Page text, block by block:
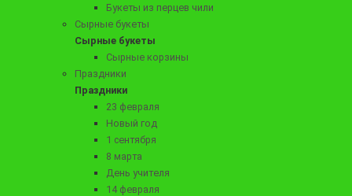
Букеты из перцев чили
Сырные букеты
Сырные букеты
Сырные корзины
Праздники
Праздники
23 февраля
Новый год
1 сентября
8 марта
День учителя
14 февраля
Корзина без проколов с деликатесами и фруктами L-тариф